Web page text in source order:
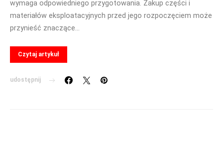
wymaga odpowiedniego przygotowania. Zakup części i
materiałów eksploatacyjnych przed jego rozpoczęciem może
przynieść znaczące…
Czytaj artykuł
udostępnij